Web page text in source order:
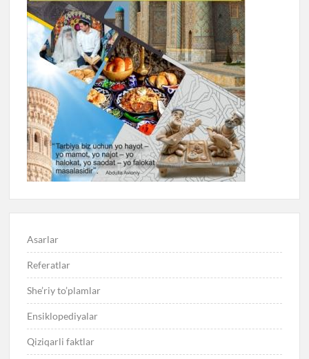
Asarlar
Referatlar
She’riy to’plamlar
Ensiklopediyalar
Qiziqarli faktlar